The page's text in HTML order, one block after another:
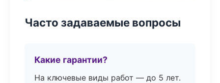
Часто задаваемые вопросы
Какие гарантии?
На ключевые виды работ — до 5 лет.